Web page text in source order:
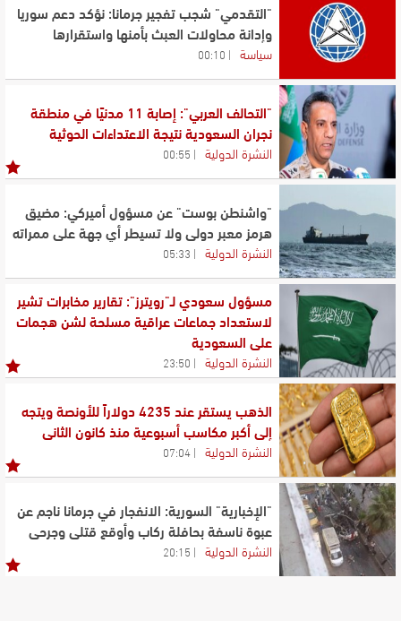
"التقدمي" شجب تفجير جرمانا: نؤكد دعم سوريا
وإدانة محاولات العبث بأمنها واستقرارها
سياسة 00:10
"التحالف العربي": إصابة 11 مدنيًا في منطقة
نجران السعودية نتيجة الاعتداءات الحوثية
النشرة الدولية 00:55
"واشنطن بوست" عن مسؤول أميركي: مضيق
هرمز معبر دولي ولا تسيطر أي جهة على ممراته
النشرة الدولية 05:33
مسؤول سعودي لـ"رويترز": تقارير مخابرات تشير
لاستعداد جماعات عراقية مسلحة لشن هجمات
على السعودية
النشرة الدولية 23:50
الذهب يستقر عند 4235 دولاراً للأونصة ويتجه
إلى أكبر مكاسب أسبوعية منذ كانون الثاني
النشرة الدولية 07:04
"الإخبارية" السورية: الانفجار في جرمانا ناجم عن
عبوة ناسفة بحافلة ركاب وأوقع قتلى وجرحى
النشرة الدولية 20:15